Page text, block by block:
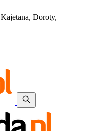
Kajetana, Doroty,